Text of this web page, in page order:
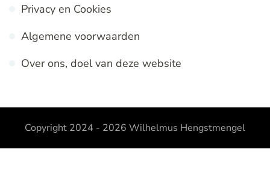
Privacy en Cookies
Algemene voorwaarden
Over ons, doel van deze website
Copyright 2024 - 2026 Wilhelmus Hengstmengel